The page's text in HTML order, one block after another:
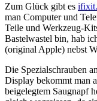
Zum Glück gibt es
man Computer und
Teile und Werkzeug-
Bastelwastel bin, hab
(original Apple) nebst
Die Spezialschrauben
Display bekommt man
beigelegtem Saugnapf